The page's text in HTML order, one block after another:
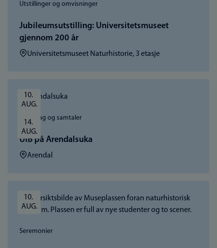
Utstillinger og omvisninger
Jubileumsutstilling: Universitetsmuseet
gjennom 200 år
Sted:Universitetsmuseet Naturhistorie, 3 etasje
10.
AUG.
14.
AUG.
Foredrag og samtaler
UiB på Arendalsuka
Sted:Arendal
10.
AUG.
Seremonier